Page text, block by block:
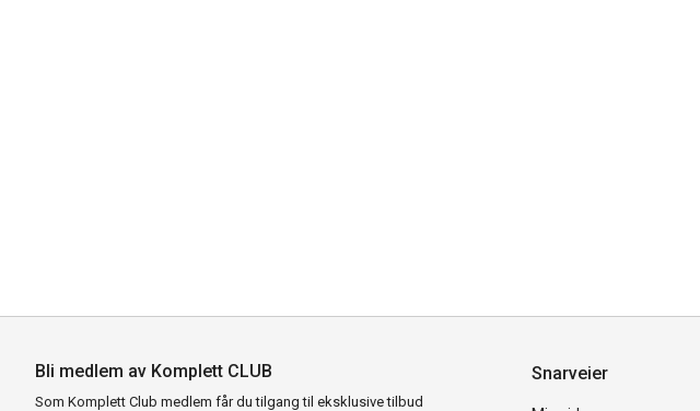
Bli medlem av Komplett CLUB
Som Komplett Club medlem får du tilgang til eksklusive tilbud
Snarveier